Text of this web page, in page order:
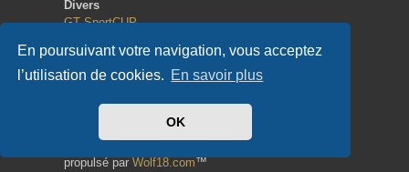
En poursuivant votre navigation, vous acceptez
l’utilisation de cookies. En savoir plus
OK
Divers
GT SportCUP
Random Race
Copyright
propulsé par Wolf18.com™